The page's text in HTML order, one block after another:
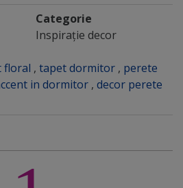
Categorie
Inspirație decor
floral , tapet dormitor , perete
in dormitor , decor perete